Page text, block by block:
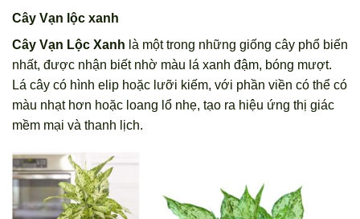
Cây Vạn lộc xanh
Cây Vạn Lộc Xanh là một trong những giống cây phổ biến
nhất, được nhận biết nhờ màu lá xanh đậm, bóng mượt.
Lá cây có hình elip hoặc lưỡi kiếm, với phần viền có thể có
màu nhạt hơn hoặc loang lổ nhẹ, tạo ra hiệu ứng thị giác
mềm mại và thanh lịch.